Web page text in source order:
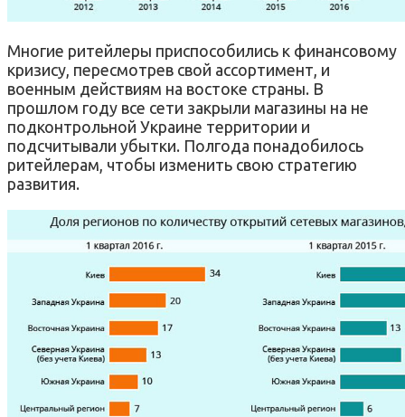
Многие ритейлеры приспособились к финансовому
кризису, пересмотрев свой ассортимент, и
военным действиям на востоке страны. В
прошлом году все сети закрыли магазины на не
подконтрольной Украине территории и
подсчитывали убытки. Полгода понадобилось
ритейлерам, чтобы изменить свою стратегию
развития.